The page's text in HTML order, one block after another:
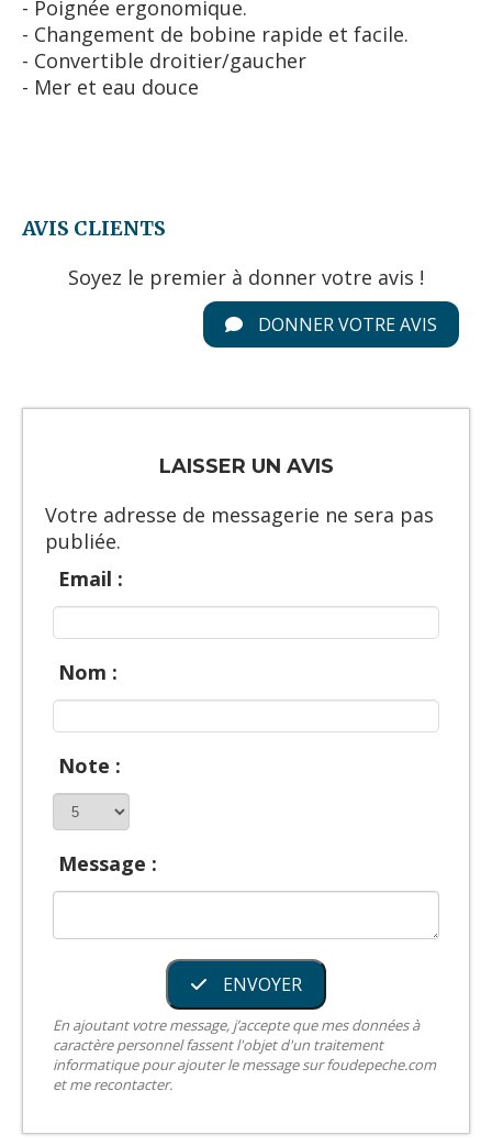
- Poignée ergonomique.
- Changement de bobine rapide et facile.
- Convertible droitier/gaucher
- Mer et eau douce
AVIS CLIENTS
Soyez le premier à donner votre avis !
DONNER VOTRE AVIS
LAISSER UN AVIS
Votre adresse de messagerie ne sera pas
publiée.
Email :
Nom :
Note :
Message :
ENVOYER
En ajoutant votre message, j’accepte que mes données à
caractère personnel fassent l'objet d'un traitement
informatique pour ajouter le message sur foudepeche.com
et me recontacter.